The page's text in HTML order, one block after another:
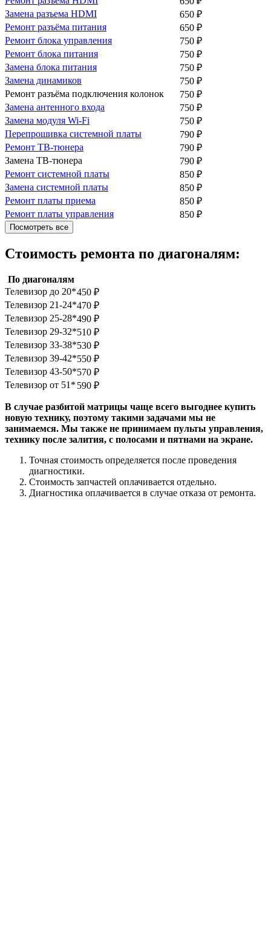
Замена разъема HDMI
650 ₽
Ремонт разъёма питания
650 ₽
Ремонт блока управления
750 ₽
Ремонт блока питания
750 ₽
Замена блока питания
750 ₽
Замена динамиков
750 ₽
Ремонт разъёма подключения колонок
750 ₽
Замена антенного входа
750 ₽
Замена модуля Wi-Fi
750 ₽
Перепрошивка системной платы
790 ₽
Ремонт ТВ-тюнера
790 ₽
Замена ТВ-тюнера
790 ₽
Ремонт системной платы
850 ₽
Замена системной платы
850 ₽
Ремонт платы приема
850 ₽
Ремонт платы управления
850 ₽
Посмотреть все
Стоимость ремонта по диагоналям:
По диагоналям
Телевизор до 20*450 ₽
Телевизор 21-24*470 ₽
Телевизор 25-28*490 ₽
Телевизор 29-32*510 ₽
Телевизор 33-38*530 ₽
Телевизор 39-42*550 ₽
Телевизор 43-50*570 ₽
Телевизор от 51* 590 ₽
В случае разбитой матрицы чаще всего выгоднее купить
новую технику, поэтому такими задачами мы не
занимаемся. Мы также не принимаем пульты управления,
технику после залития, с полосами и пятнами на экране.
Точная стоимость определяется после проведения
диагностики.
Стоимость запчастей оплачивается отдельно.
Диагностика оплачивается в случае отказа от ремонта.